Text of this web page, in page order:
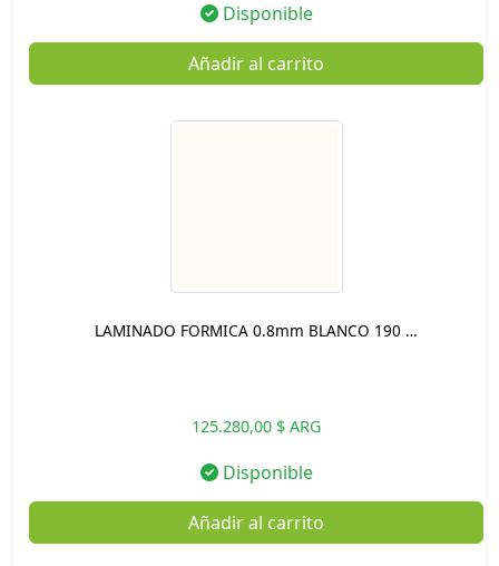
Disponible
Añadir al carrito
LAMINADO FORMICA 0.8mm BLANCO 190 …
125.280,00 $ ARG
Disponible
Añadir al carrito